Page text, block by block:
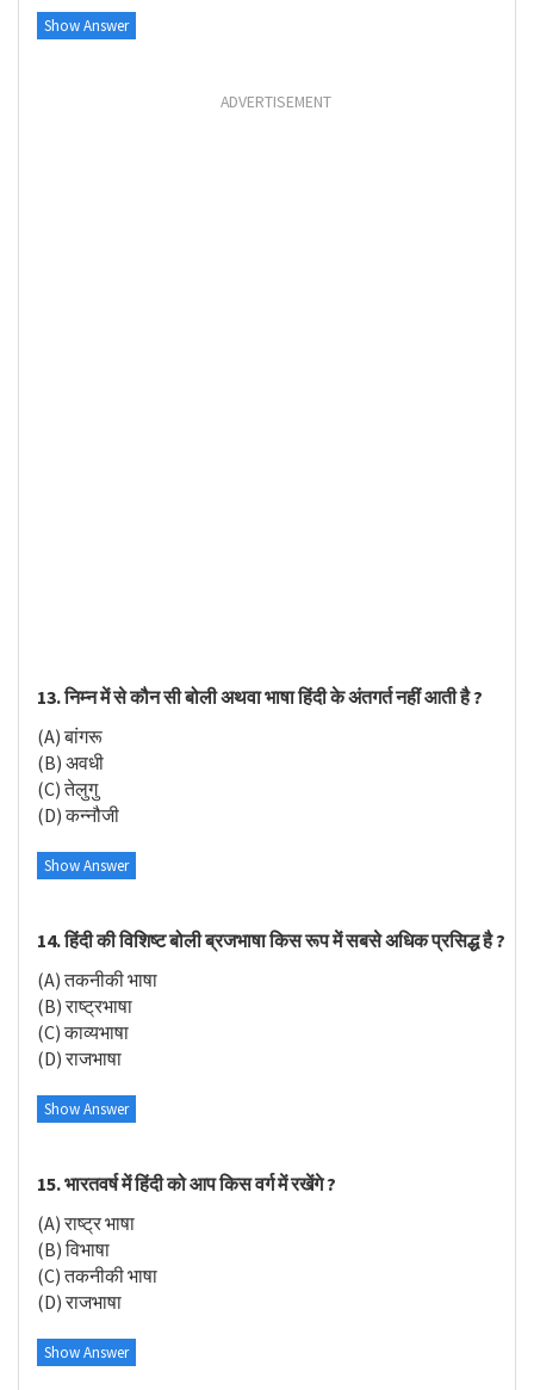
Show Answer
ADVERTISEMENT
13. निम्न में से कौन सी बोली अथवा भाषा हिंदी के अंतगर्त नहीं आती है ?
(A) बांगरू
(B) अवधी
(C) तेलुगु
(D) कन्नौजी
Show Answer
14. हिंदी की विशिष्ट बोली ब्रजभाषा किस रूप में सबसे अधिक प्रसिद्ध है ?
(A) तकनीकी भाषा
(B) राष्ट्रभाषा
(C) काव्यभाषा
(D) राजभाषा
Show Answer
15. भारतवर्ष में हिंदी को आप किस वर्ग में रखेंगे ?
(A) राष्ट्र भाषा
(B) विभाषा
(C) तकनीकी भाषा
(D) राजभाषा
Show Answer